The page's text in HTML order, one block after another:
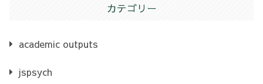
カテゴリー
academic outputs
jspsych